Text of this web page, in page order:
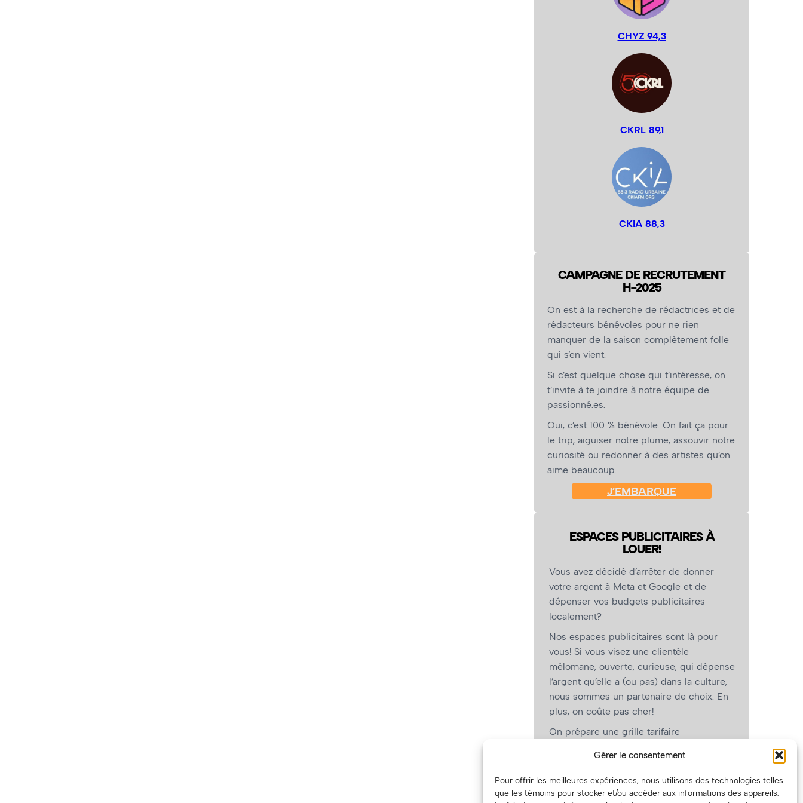
Gérer le consentement
Pour offrir les meilleures expériences, nous utilisons des technologies telles
que les témoins pour stocker et/ou accéder aux informations des appareils.
CHYZ 94,3
CKRL 89,1
CKIA 88,3
CAMPAGNE DE RECRUTEMENT
H-2025
On est à la recherche de rédactrices et de
rédacteurs bénévoles pour ne rien
manquer de la saison complètement folle
qui s’en vient.
Si c’est quelque chose qui t’intéresse, on
t’invite à te joindre à notre équipe de
passionné.es.
Oui, c’est 100 % bénévole. On fait ça pour
le trip, aiguiser notre plume, assouvir notre
curiosité ou redonner à des artistes qu’on
aime beaucoup.
J’EMBARQUE
ESPACES PUBLICITAIRES À
LOUER!
Vous avez décidé d’arrêter de donner
votre argent à Meta et Google et de
dépenser vos budgets publicitaires
localement?
Nos espaces publicitaires sont là pour
vous! Si vous visez une clientèle
mélomane, ouverte, curieuse, qui dépense
l’argent qu’elle a (ou pas) dans la culture,
nous sommes un partenaire de choix. En
plus, on coûte pas cher!
On prépare une grille tarifaire
vous, les artistes!)